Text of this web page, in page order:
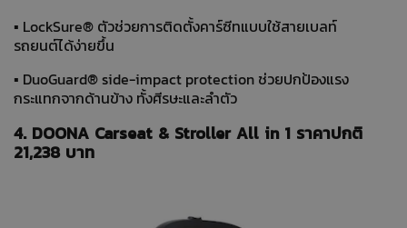
▪ LockSure® ตัวช่วยการติดตั้งคาร์ซีทแบบใช้สายเบลท์
รถยนต์ได้ง่ายขึ้น
▪ DuoGuard® side-impact protection ช่วยปกป้องแรง
กระแทกจากด้านข้าง ทั้งศีรษะและลำตัว
4. DOONA Carseat & Stroller All in 1 ราคาปกติ
21,238 บาท